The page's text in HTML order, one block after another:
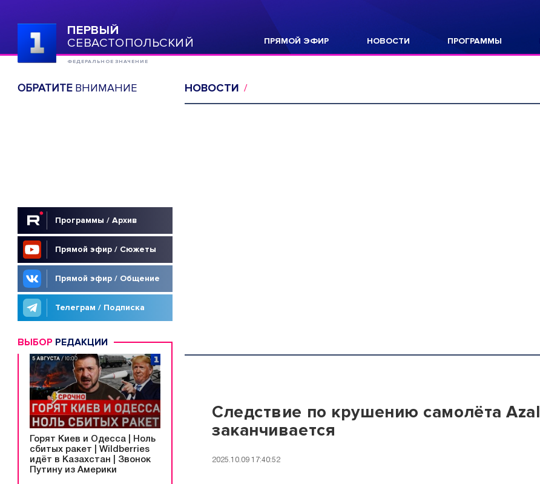
ПЕРВЫЙ
СЕВАСТОПОЛЬСКИЙ
ФЕДЕРАЛЬНОЕ ЗНАЧЕНИЕ
ПРЯМОЙ ЭФИР НОВОСТИ ПРОГРАММЫ
ОБРАТИТЕВНИМАНИЕ
Программы / Архив
Прямой эфир / Сюжеты
Прямой эфир / Общение
Телеграм / Подписка
ВЫБОР РЕДАКЦИИ
Горят Киев и Одесса | Ноль
сбитых ракет | Wildberries
идёт в Казахстан | Звонок
Путину из Америки
НОВОСТИ
Следствие по крушению самолёта Azal
заканчивается
2025.10.09 17:40:52